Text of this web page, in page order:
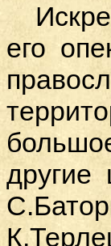
его